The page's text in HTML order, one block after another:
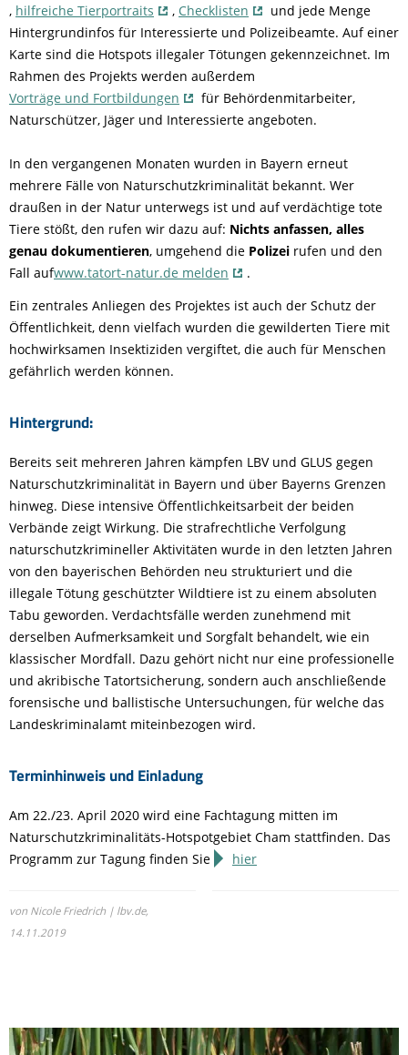
, hilfreiche Tierportraits , Checklisten
und jede Menge
Hintergrundinfos für Interessierte und Polizeibeamte. Auf einer
Karte sind die Hotspots illegaler Tötungen gekennzeichnet. Im
Rahmen des Projekts werden außerdem
Vorträge und Fortbildungen
für Behördenmitarbeiter,
Naturschützer, Jäger und Interessierte angeboten.
In den vergangenen Monaten wurden in Bayern erneut
mehrere Fälle von Naturschutzkriminalität bekannt. Wer
draußen in der Natur unterwegs ist und auf verdächtige tote
Tiere stößt, den rufen wir dazu auf: Nichts anfassen, alles
genau dokumentieren, umgehend die Polizei rufen und den
Fall aufwww.tatort-natur.de melden
.
Ein zentrales Anliegen des Projektes ist auch der Schutz der
Öffentlichkeit, denn vielfach wurden die gewilderten Tiere mit
hochwirksamen Insektiziden vergiftet, die auch für Menschen
gefährlich werden können.
Hintergrund:
Bereits seit mehreren Jahren kämpfen LBV und GLUS gegen
Naturschutzkriminalität in Bayern und über Bayerns Grenzen
hinweg. Diese intensive Öffentlichkeitsarbeit der beiden
Verbände zeigt Wirkung. Die strafrechtliche Verfolgung
naturschutzkrimineller Aktivitäten wurde in den letzten Jahren
von den bayerischen Behörden neu strukturiert und die
illegale Tötung geschützter Wildtiere ist zu einem absoluten
Tabu geworden. Verdachtsfälle werden zunehmend mit
derselben Aufmerksamkeit und Sorgfalt behandelt, wie ein
klassischer Mordfall. Dazu gehört nicht nur eine professionelle
und akribische Tatortsicherung, sondern auch anschließende
forensische und ballistische Untersuchungen, für welche das
Landeskriminalamt miteinbezogen wird.
Terminhinweis und Einladung
Am 22./23. April 2020 wird eine Fachtagung mitten im
Naturschutzkriminalitäts-Hotspotgebiet Cham stattfinden. Das
Programm zur Tagung finden Sie
hier
von Nicole Friedrich | lbv.de,
14.11.2019